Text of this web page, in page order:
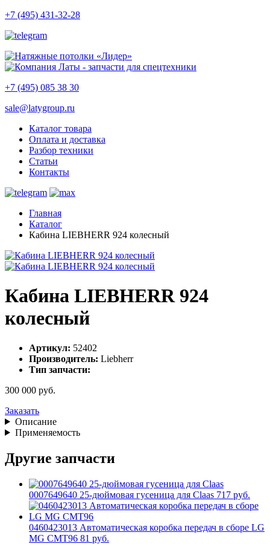
+7 (495) 431-32-28
+7 (495) 085 38 30
sale@latygroup.ru
Каталог товара
Оплата и доставка
Разбор техники
Статьи
Контакты
Главная
Каталог
Кабина LIEBHERR 924 колесный
Кабина LIEBHERR 924
колесный
Артикул: 52402
Производитель: Liebherr
Тип запчасти:
300 000 руб.
Заказать
Описание
Применяемость
Другие запчасти
0007649640 25-дюймовая гусеница для Claas 717 руб.
0460423013 Автоматическая коробка передач в сборе LG
MG CMT96 81 руб.